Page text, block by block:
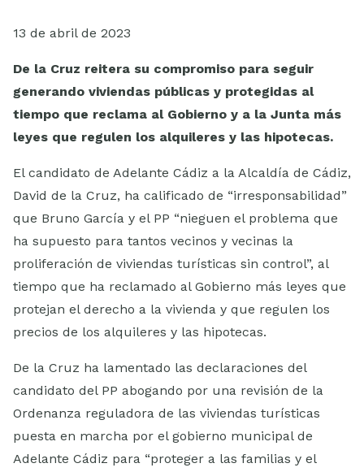
13 de abril de 2023
De la Cruz reitera su compromiso para seguir
generando viviendas públicas y protegidas al
tiempo que reclama al Gobierno y a la Junta más
leyes que regulen los alquileres y las hipotecas.
El candidato de Adelante Cádiz a la Alcaldía de Cádiz,
David de la Cruz, ha calificado de “irresponsabilidad”
que Bruno García y el PP “nieguen el problema que
ha supuesto para tantos vecinos y vecinas la
proliferación de viviendas turísticas sin control”, al
tiempo que ha reclamado al Gobierno más leyes que
protejan el derecho a la vivienda y que regulen los
precios de los alquileres y las hipotecas.
De la Cruz ha lamentado las declaraciones del
candidato del PP abogando por una revisión de la
Ordenanza reguladora de las viviendas turísticas
puesta en marcha por el gobierno municipal de
Adelante Cádiz para “proteger a las familias y el